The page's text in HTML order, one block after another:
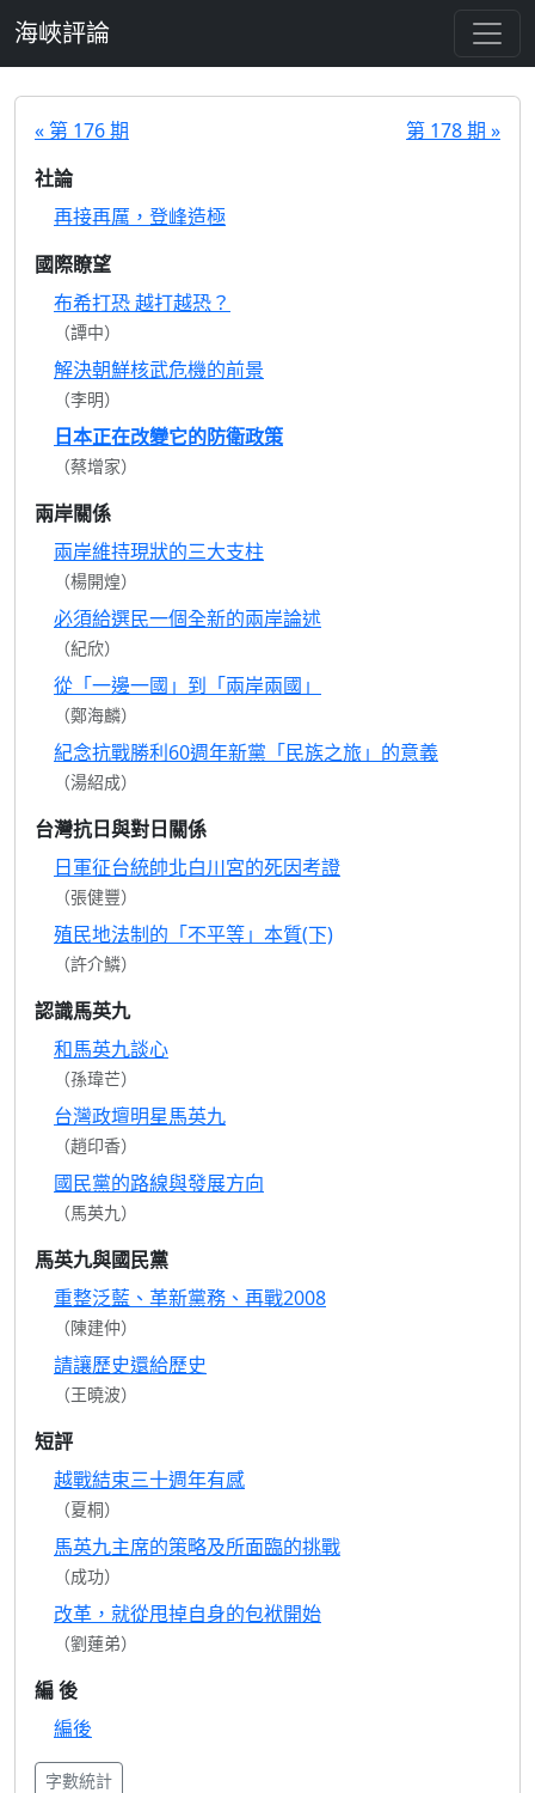
海峽評論
« 第 176 期
第 178 期 »
社論
再接再厲，登峰造極
國際瞭望
布希打恐 越打越恐？
（譚中）
解決朝鮮核武危機的前景
（李明）
日本正在改變它的防衛政策
（蔡增家）
兩岸關係
兩岸維持現狀的三大支柱
（楊開煌）
必須給選民一個全新的兩岸論述
（紀欣）
從「一邊一國」到「兩岸兩國」
（鄭海麟）
紀念抗戰勝利60週年新黨「民族之旅」的意義
（湯紹成）
台灣抗日與對日關係
日軍征台統帥北白川宮的死因考證
（張健豐）
殖民地法制的「不平等」本質(下)
（許介鱗）
認識馬英九
和馬英九談心
（孫瑋芒）
台灣政壇明星馬英九
（趙印香）
國民黨的路線與發展方向
（馬英九）
馬英九與國民黨
重整泛藍、革新黨務、再戰2008
（陳建仲）
請讓歷史還給歷史
（王曉波）
短評
越戰結束三十週年有感
（夏桐）
馬英九主席的策略及所面臨的挑戰
（成功）
改革，就從甩掉自身的包袱開始
（劉蓮弟）
編 後
編後
字數統計